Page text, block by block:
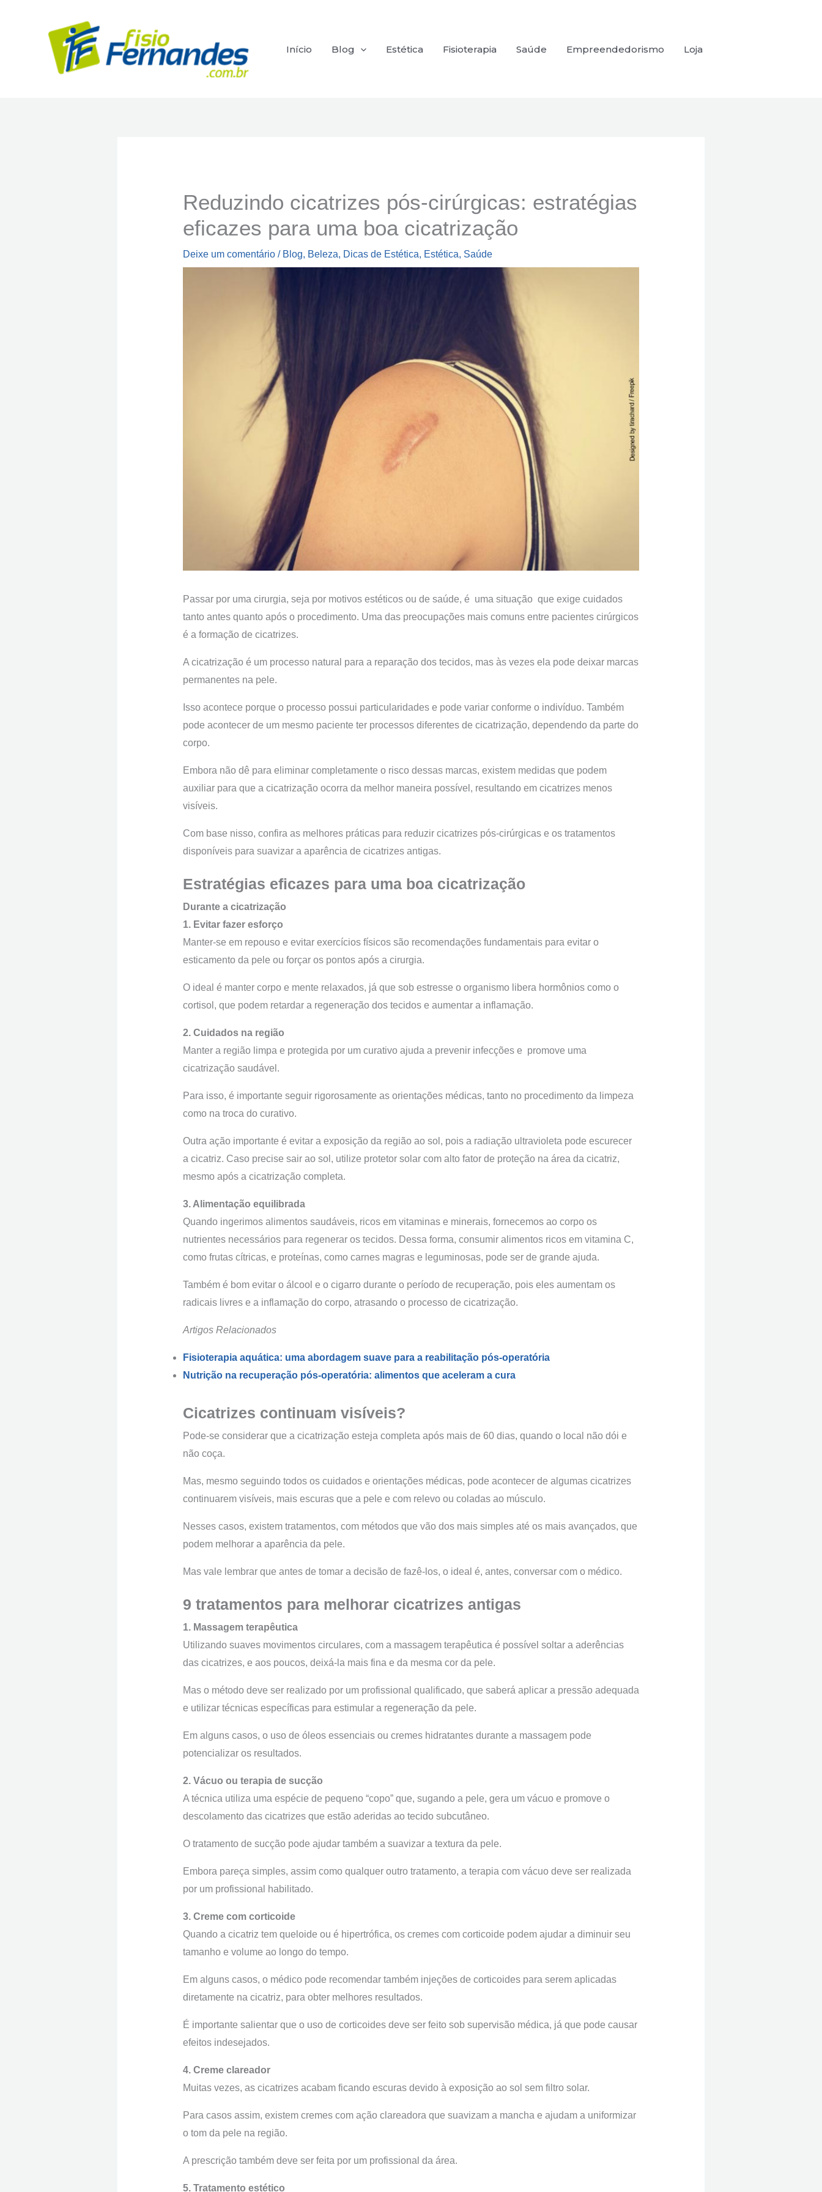
Início Blog Estética Fisioterapia Saúde Empreendedorismo Loja
Reduzindo cicatrizes pós-cirúrgicas: estratégias
eficazes para uma boa cicatrização
Deixe um comentário / Blog, Beleza, Dicas de Estética, Estética, Saúde
Passar por uma cirurgia, seja por motivos estéticos ou de saúde, é uma situação que exige cuidados
tanto antes quanto após o procedimento. Uma das preocupações mais comuns entre pacientes cirúrgicos
é a formação de cicatrizes.
A cicatrização é um processo natural para a reparação dos tecidos, mas às vezes ela pode deixar marcas
permanentes na pele.
Isso acontece porque o processo possui particularidades e pode variar conforme o indivíduo. Também
pode acontecer de um mesmo paciente ter processos diferentes de cicatrização, dependendo da parte do
corpo.
Embora não dê para eliminar completamente o risco dessas marcas, existem medidas que podem
auxiliar para que a cicatrização ocorra da melhor maneira possível, resultando em cicatrizes menos
visíveis.
Com base nisso, confira as melhores práticas para reduzir cicatrizes pós-cirúrgicas e os tratamentos
disponíveis para suavizar a aparência de cicatrizes antigas.
Estratégias eficazes para uma boa cicatrização
Durante a cicatrização
1. Evitar fazer esforço
Manter-se em repouso e evitar exercícios físicos são recomendações fundamentais para evitar o
esticamento da pele ou forçar os pontos após a cirurgia.
O ideal é manter corpo e mente relaxados, já que sob estresse o organismo libera hormônios como o
cortisol, que podem retardar a regeneração dos tecidos e aumentar a inflamação.
2. Cuidados na região
Manter a região limpa e protegida por um curativo ajuda a prevenir infecções e promove uma
cicatrização saudável.
Para isso, é importante seguir rigorosamente as orientações médicas, tanto no procedimento da limpeza
como na troca do curativo.
Outra ação importante é evitar a exposição da região ao sol, pois a radiação ultravioleta pode escurecer
a cicatriz. Caso precise sair ao sol, utilize protetor solar com alto fator de proteção na área da cicatriz,
mesmo após a cicatrização completa.
3. Alimentação equilibrada
Quando ingerimos alimentos saudáveis, ricos em vitaminas e minerais, fornecemos ao corpo os
nutrientes necessários para regenerar os tecidos. Dessa forma, consumir alimentos ricos em vitamina C,
como frutas cítricas, e proteínas, como carnes magras e leguminosas, pode ser de grande ajuda.
Também é bom evitar o álcool e o cigarro durante o período de recuperação, pois eles aumentam os
radicais livres e a inflamação do corpo, atrasando o processo de cicatrização.
Artigos Relacionados
Fisioterapia aquática: uma abordagem suave para a reabilitação pós-operatória
Nutrição na recuperação pós-operatória: alimentos que aceleram a cura
Cicatrizes continuam visíveis?
Pode-se considerar que a cicatrização esteja completa após mais de 60 dias, quando o local não dói e
não coça.
Mas, mesmo seguindo todos os cuidados e orientações médicas, pode acontecer de algumas cicatrizes
continuarem visíveis, mais escuras que a pele e com relevo ou coladas ao músculo.
Nesses casos, existem tratamentos, com métodos que vão dos mais simples até os mais avançados, que
podem melhorar a aparência da pele.
Mas vale lembrar que antes de tomar a decisão de fazê-los, o ideal é, antes, conversar com o médico.
9 tratamentos para melhorar cicatrizes antigas
1. Massagem terapêutica
Utilizando suaves movimentos circulares, com a massagem terapêutica é possível soltar a aderências
das cicatrizes, e aos poucos, deixá-la mais fina e da mesma cor da pele.
Mas o método deve ser realizado por um profissional qualificado, que saberá aplicar a pressão adequada
e utilizar técnicas específicas para estimular a regeneração da pele.
Em alguns casos, o uso de óleos essenciais ou cremes hidratantes durante a massagem pode
potencializar os resultados.
2. Vácuo ou terapia de sucção
A técnica utiliza uma espécie de pequeno “copo” que, sugando a pele, gera um vácuo e promove o
descolamento das cicatrizes que estão aderidas ao tecido subcutâneo.
O tratamento de sucção pode ajudar também a suavizar a textura da pele.
Embora pareça simples, assim como qualquer outro tratamento, a terapia com vácuo deve ser realizada
por um profissional habilitado.
3. Creme com corticoide
Quando a cicatriz tem queloide ou é hipertrófica, os cremes com corticoide podem ajudar a diminuir seu
tamanho e volume ao longo do tempo.
Em alguns casos, o médico pode recomendar também injeções de corticoides para serem aplicadas
diretamente na cicatriz, para obter melhores resultados.
É importante salientar que o uso de corticoides deve ser feito sob supervisão médica, já que pode causar
efeitos indesejados.
4. Creme clareador
Muitas vezes, as cicatrizes acabam ficando escuras devido à exposição ao sol sem filtro solar.
Para casos assim, existem cremes com ação clareadora que suavizam a mancha e ajudam a uniformizar
o tom da pele na região.
A prescrição também deve ser feita por um profissional da área.
5. Tratamento estético